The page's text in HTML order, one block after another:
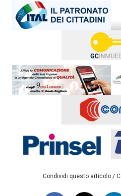
Condividi questo articolo /